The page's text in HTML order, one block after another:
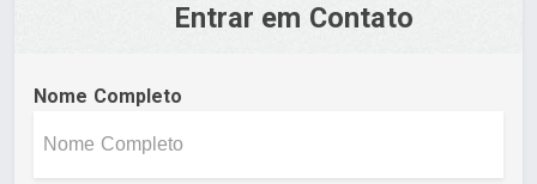
Entrar em Contato
Nome Completo